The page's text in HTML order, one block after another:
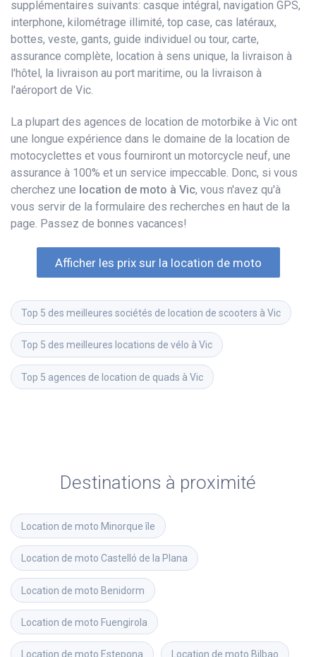
supplémentaires suivants: casque intégral, navigation GPS,
interphone, kilométrage illimité, top case, cas latéraux,
bottes, veste, gants, guide individuel ou tour, carte,
assurance complète, location à sens unique, la livraison à
l'hôtel, la livraison au port maritime, ou la livraison à
l'aéroport de Vic.
La plupart des agences de location de motorbike à Vic ont
une longue expérience dans le domaine de la location de
motocyclettes et vous fourniront un motorcycle neuf, une
assurance à 100% et un service impeccable. Donc, si vous
cherchez une location de moto à Vic, vous n'avez qu'à
vous servir de la formulaire des recherches en haut de la
page. Passez de bonnes vacances!
Afficher les prix sur la location de moto
Top 5 des meilleures sociétés de location de scooters à Vic
Top 5 des meilleures locations de vélo à Vic
Top 5 agences de location de quads à Vic
Destinations à proximité
Location de moto Minorque île
Location de moto Castelló de la Plana
Location de moto Benidorm
Location de moto Fuengirola
Location de moto Estepona Location de moto Bilbao